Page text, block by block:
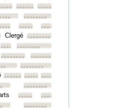
••••••••••••••••
••••••••
••••••••••••••••
Clergé ••••••••
••••••••••••••••
••••••••
••••••••
••••••••
••••••••••••••••••••••••
••••••••
••••••••••••••••